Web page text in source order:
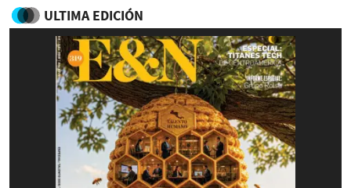
ULTIMA EDICIÓN